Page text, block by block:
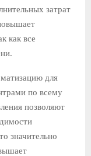
затрат
как все
для
по всему
позволяют
значительно